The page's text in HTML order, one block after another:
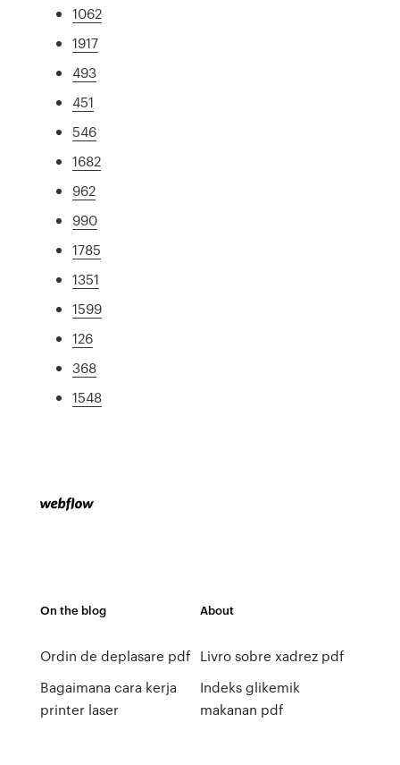
1062
1917
493
451
546
1682
962
990
1785
1351
1599
126
368
1548
On the blog
Ordin de deplasare pdf
Bagaimana cara kerja
printer laser
About
Livro sobre xadrez pdf
Indeks glikemik
makanan pdf